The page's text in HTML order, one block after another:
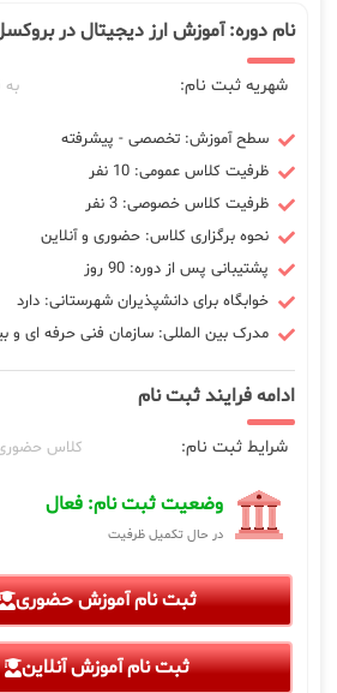
نام دوره: آموزش ارز دیجیتال در
شهریه ثبت نام: به
سطح آموزش: تخصصی - پیشرفته
ظرفیت کلاس عمومی: 10 نفر
ظرفیت کلاس خصوصی: 3 نفر
نحوه برگزاری کلاس: حضوری و آنلاین
پشتیبانی پس از دوره: 90 روز
خوابگاه برای دانشپذیران شهرستانی: دارد
مدرک بین المللی: سازمان فنی حرفه ای و
ادامه فرایند ثبت نام
شرایط ثبت نام: کلاس
وضعیت ثبت نام: فعال
در حال تکمیل ظرفیت
ثبت نام آموزش حضوری
ثبت نام آموزش آنلاین